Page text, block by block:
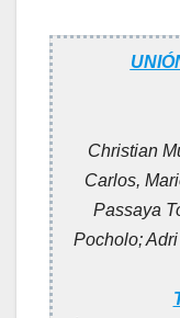
Christian
Carlos,
Passaya
Pocholo;